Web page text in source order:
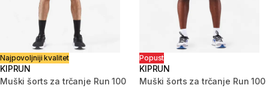
Najpovoljniji kvalitet
KIPRUN
Muški šorts za trčanje Run 100
Popust
KIPRUN
Muški šorts za trčanje Run 100